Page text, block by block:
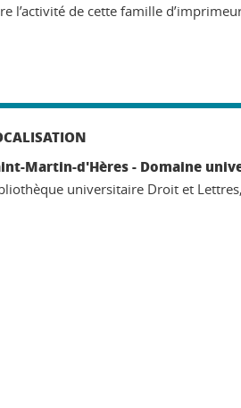
de cette famille
Martin-d'Hères - Domaine
universitaire Droit et